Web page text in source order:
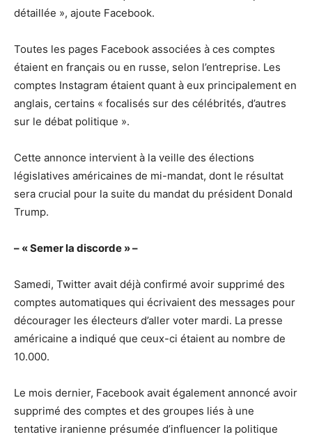
détaillée », ajoute Facebook.
Toutes les pages Facebook associées à ces comptes
étaient en français ou en russe, selon l’entreprise. Les
comptes Instagram étaient quant à eux principalement en
anglais, certains « focalisés sur des célébrités, d’autres
sur le débat politique ».
Cette annonce intervient à la veille des élections
législatives américaines de mi-mandat, dont le résultat
sera crucial pour la suite du mandat du président Donald
Trump.
– « Semer la discorde » –
Samedi, Twitter avait déjà confirmé avoir supprimé des
comptes automatiques qui écrivaient des messages pour
décourager les électeurs d’aller voter mardi. La presse
américaine a indiqué que ceux-ci étaient au nombre de
10.000.
Le mois dernier, Facebook avait également annoncé avoir
supprimé des comptes et des groupes liés à une
tentative iranienne présumée d’influencer la politique